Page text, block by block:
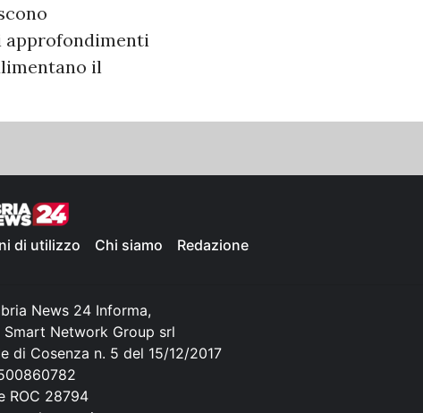
approfondimenti
il
di utilizzo Chi siamo Redazione
News 24 Informa,
Network Group srl
di Cosenza n. 5 del 15/12/2017
ROC 28794